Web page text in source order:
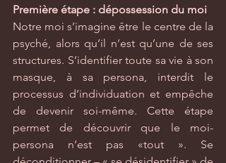
Première étape : dépossession du moi
Notre moi s’imagine être le centre de la
psyché, alors qu’il n’est qu’une de ses
structures. S’identifier toute sa vie à son
masque, à sa persona, interdit le
processus d’individuation et empêche
de devenir soi-même. Cette étape
permet de découvrir que le moi-
persona n’est pas «tout ». Se